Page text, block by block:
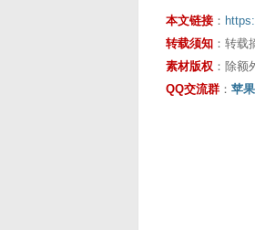
本文链接 ：
转载须知 ：转载
素材版权 ：除
QQ交流群 ： 苹